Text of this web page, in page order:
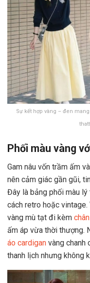
Sự kết hợp vàng – đen
Phối màu vàng
Gam nâu vốn trầm ấm
nên cảm giác gần gũi,
Đây là bảng phối màu
cách retro hoặc
vàng mù tạt đi kèm
ấm áp vừa thời thượng.
áo cardigan vàng chanh
thanh lịch nhưng không